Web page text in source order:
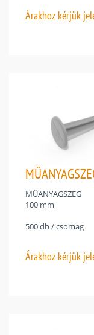
Árakhoz kérjük
MŰANYAGSZEG
100 mm
500 db / csomag
Árakhoz kérjük